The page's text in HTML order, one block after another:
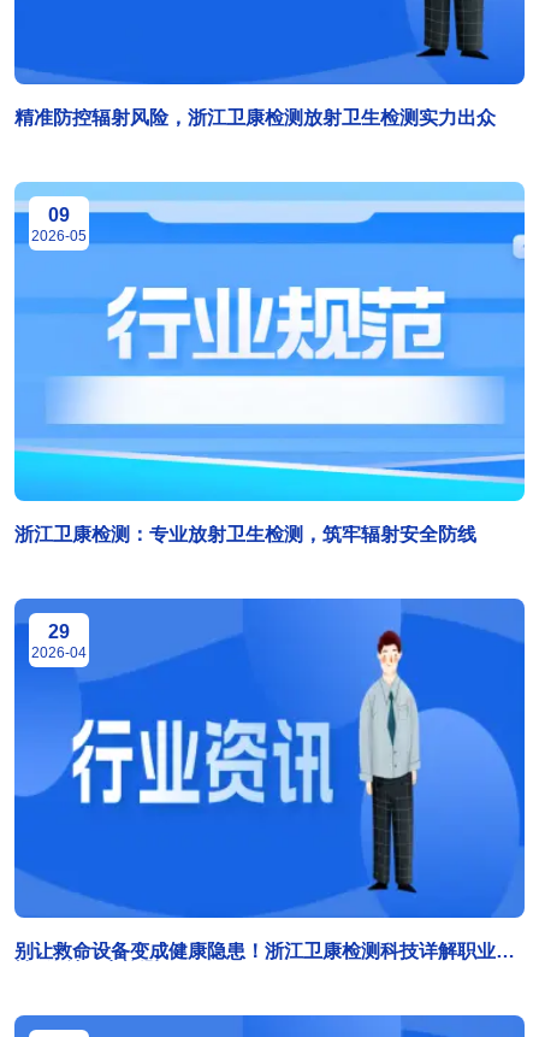
精准防控辐射风险，浙江卫康检测放射卫生检测实力出众
09
2026-05
浙江卫康检测：专业放射卫生检测，筑牢辐射安全防线
29
2026-04
别让救命设备变成健康隐患！浙江卫康检测科技详解职业